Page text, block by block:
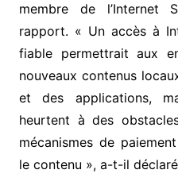
membre de l’Internet
rapport. « Un accès à
fiable permettrait aux
nouveaux contenus
et des applications,
heurtent à des
mécanismes de
le contenu », a-t-il